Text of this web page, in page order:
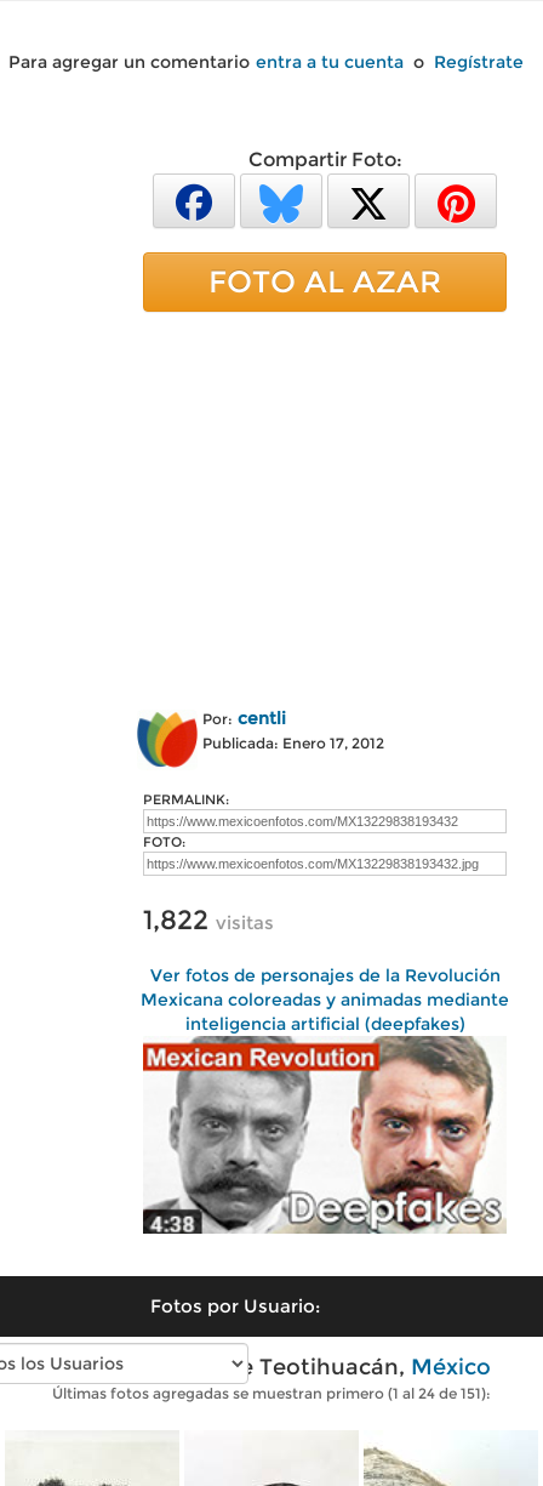
Para agregar un comentario entra a tu cuenta o Regístrate
Compartir Foto:
FOTO AL AZAR
Por: centli
Publicada: Enero 17, 2012
PERMALINK:
FOTO:
1,822 visitas
Ver fotos de personajes de la Revolución
Mexicana coloreadas y animadas mediante
inteligencia artificial (deepfakes)
Fotos por Usuario:
Fotos antiguas de Teotihuacán, México
Últimas fotos agregadas se muestran primero (1 al 24 de 151):